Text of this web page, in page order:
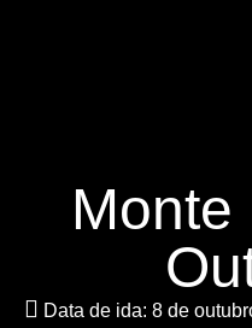
Monte
Data de ida: 8 de